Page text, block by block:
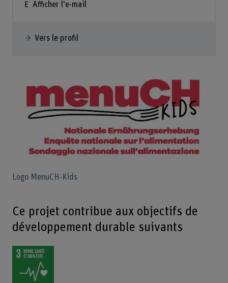
Afficher l'e-mail
Vers le profil
Logo MenuCH-Kids
Ce projet contribue aux objectifs de
développement durable suivants